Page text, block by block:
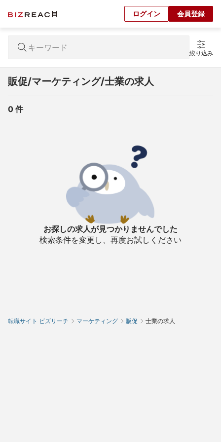
ログイン 会員登録
絞り込み
販促/マーケティング/士業の求人
0 件
お探しの求人が見つかりませんでした
検索条件を変更し、再度お試しください
転職サイト ビズリーチ マーケティング 販促 士業の求人